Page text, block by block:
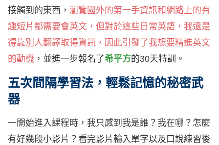
接觸到的東西， 瀏覽國外的第一手資訊和網路上的有
趣短片都需要會英文，但對於這些日常英語，我還是
得靠別人翻譯取得資訊，因此引發了我想要精進英文
的動機 ，並進一步報名了希平方的30天特訓。
五次間隔學習法，輕鬆記憶的秘密武
器
一開始進入課程時，我只感到我是誰？我在哪？怎麼
有好幾段小影片？看完影片輸入單字以及口說練習後